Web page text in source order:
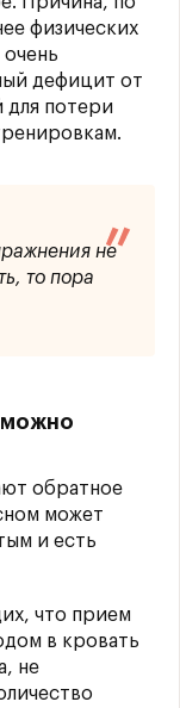
физических
дефицит от
потери
не
то пора
можно
обратное
может
и есть
что прием
в кровать
не